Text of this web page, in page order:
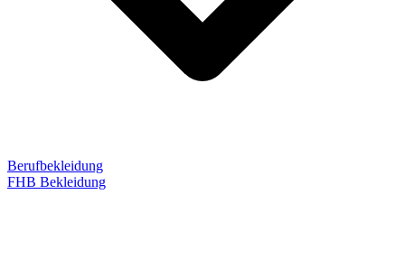
Berufbekleidung
FHB Bekleidung